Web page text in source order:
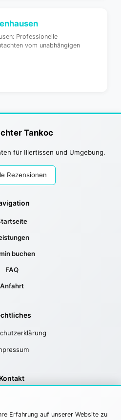
Professionelle
vom unabhängigen
Tankoc
für Illertissen und Umgebung.
Rezensionen
buchen
FAQ
Anfahrt
Kontakt
Erfahrung auf unserer Website zu